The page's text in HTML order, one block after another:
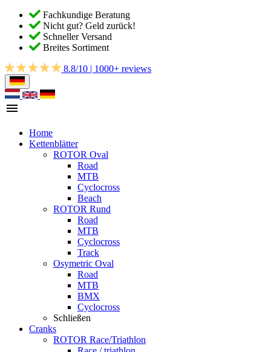
Fachkundige Beratung
Nicht gut? Geld zurück!
Schneller Versand
Breites Sortiment
8.8/10 | 1000+ reviews
Home
Kettenblätter
ROTOR Oval
Road
MTB
Cyclocross
Beach
ROTOR Rund
Road
MTB
Cyclocross
Track
Osymetric Oval
Road
MTB
BMX
Cyclocross
Schließen
Cranks
ROTOR Race/Triathlon